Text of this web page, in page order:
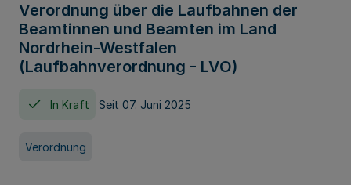
Verordnung über die Laufbahnen der
Beamtinnen und Beamten im Land
Nordrhein-Westfalen
(Laufbahnverordnung - LVO)
In Kraft Seit 07. Juni 2025
Verordnung